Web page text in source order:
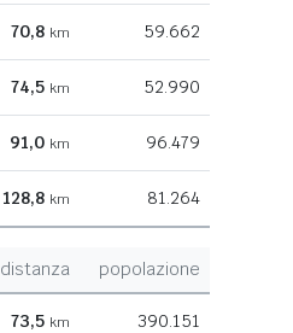
70,8 km 59.662
74,5 km 52.990
91,0 km 96.479
128,8 km 81.264
distanza popolazione
73,5 km 390.151